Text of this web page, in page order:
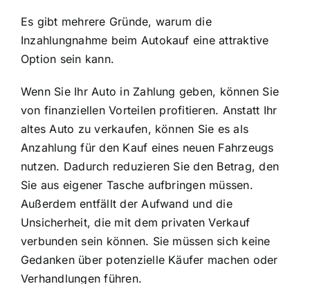
Es gibt mehrere Gründe, warum die
Inzahlungnahme beim Autokauf eine attraktive
Option sein kann.
Wenn Sie Ihr Auto in Zahlung geben, können Sie
von finanziellen Vorteilen profitieren. Anstatt Ihr
altes Auto zu verkaufen, können Sie es als
Anzahlung für den Kauf eines neuen Fahrzeugs
nutzen. Dadurch reduzieren Sie den Betrag, den
Sie aus eigener Tasche aufbringen müssen.
Außerdem entfällt der Aufwand und die
Unsicherheit, die mit dem privaten Verkauf
verbunden sein können. Sie müssen sich keine
Gedanken über potenzielle Käufer machen oder
Verhandlungen führen.